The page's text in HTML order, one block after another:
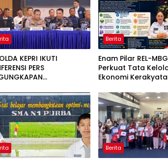
KEPRI IKUTI
PERS
DI PERAIRAN BATAM
Berita
Enam Pilar REL-
Perkuat Tata
Ekonomi
Berita